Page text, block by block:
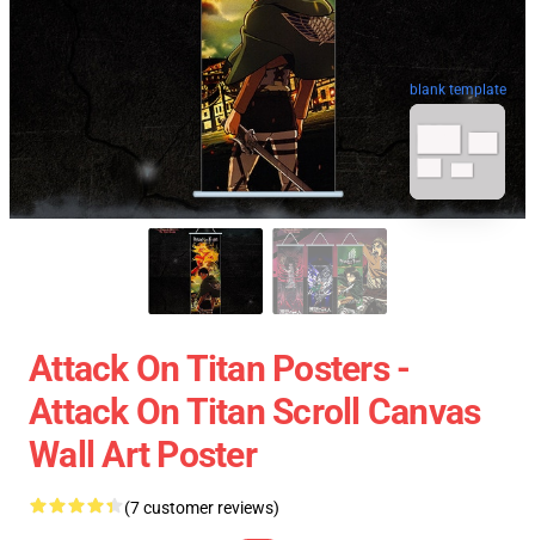
blank template
Attack On Titan Posters -
Attack On Titan Scroll Canvas
Wall Art Poster
(7 customer reviews)